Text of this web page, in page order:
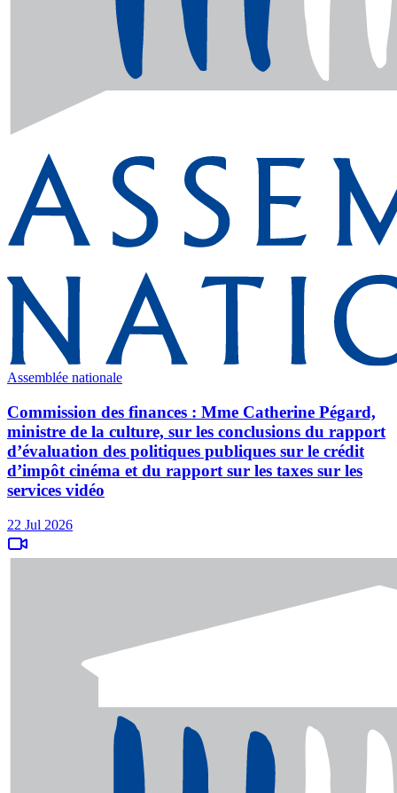
Assemblée nationale
Commission des finances : Mme Catherine Pégard,
ministre de la culture, sur les conclusions du rapport
d’évaluation des politiques publiques sur le crédit
d’impôt cinéma et du rapport sur les taxes sur les
services vidéo
22 Jul 2026